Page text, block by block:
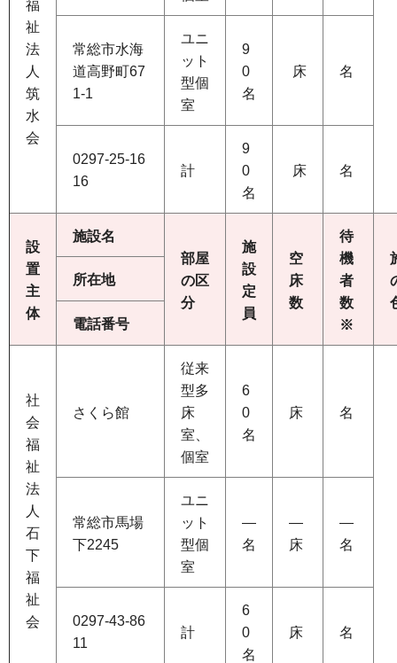
福
祉
法
人
筑
水
会
常総市水海
道高野町67
1-1
ユニ
ット
型個
室
9
0
名
床 名
0297-25-16
16
計
9
0
名
床 名
設
置
主
体
施設名
部屋
の区
分
施
設
定
員
空
床
数
待
機
者
数
※
所在地
電話番号
社
会
福
祉
法
人
石
下
福
祉
会
さくら館
従来
型多
床
室、
個室
6
0
名
床 名
常総市馬場
下2245
ユニ
ット
型個
室
―
名
―
床
―
名
0297-43-86
11
計
6
0
名
床 名